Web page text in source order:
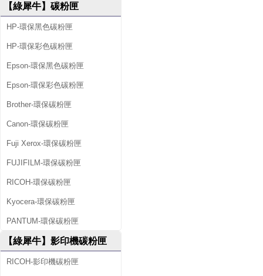
【綠犀牛】碳粉匣
HP-環保黑色碳粉匣
HP-環保彩色碳粉匣
Epson-環保黑色碳粉匣
Epson-環保彩色碳粉匣
Brother-環保碳粉匣
Canon-環保碳粉匣
Fuji Xerox-環保碳粉匣
FUJIFILM-環保碳粉匣
RICOH-環保碳粉匣
Kyocera-環保碳粉匣
PANTUM-環保碳粉匣
【綠犀牛】影印機碳粉匣
RICOH-影印機碳粉匣